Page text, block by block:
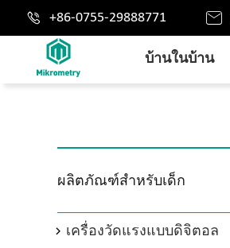
 +86-0755-29888771 
บ้านในบ้าน
ผลิตภัณฑ์สำหรับเด็ก
 เครื่องวัดแรงแบบดิจิตอล